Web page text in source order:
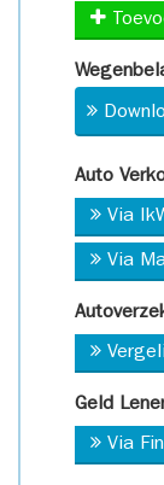
Auto
Via
Via
Geld
Via